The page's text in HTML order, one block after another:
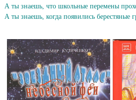
А ты знаешь, что школьные перемены
А ты знаешь, когда появились берестяные